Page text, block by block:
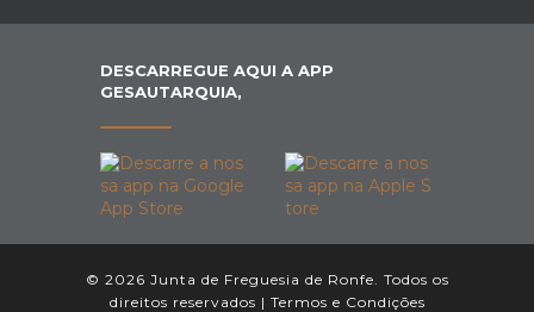
DESCARREGUE AQUI A APP
GESAUTARQUIA,
© 2026 Junta de Freguesia de Ronfe. Todos os
direitos reservados | Termos e Condições